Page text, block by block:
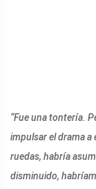
“Fue una tontería.
impulsar el drama a
ruedas, habría
disminuido,